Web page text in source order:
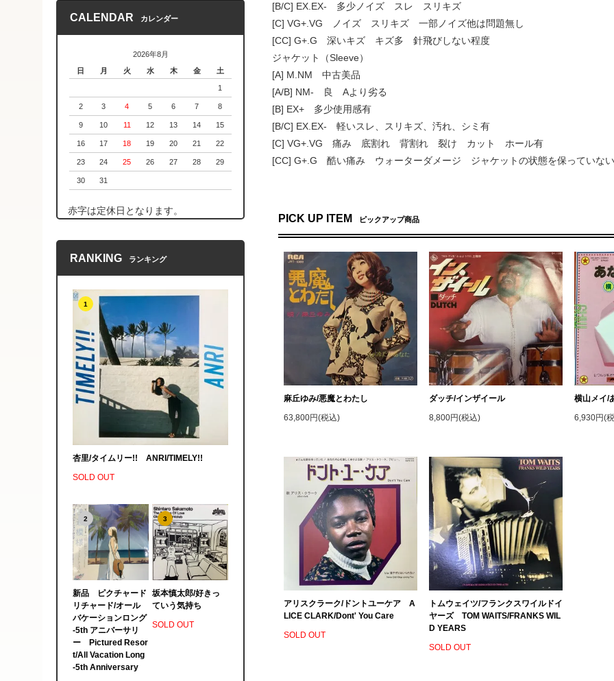
[B/C] EX.EX- 多少ノイズ スレ スリキズ
[C] VG+.VG ノイズ スリキズ 一部ノイズ他は問題無し
[CC] G+.G 深いキズ キズ多 針飛びしない程度
ジャケット（Sleeve）
[A] M.NM 中古美品
[A/B] NM- 良 Aより劣る
[B] EX+ 多少使用感有
[B/C] EX.EX- 軽いスレ、スリキズ、汚れ、シミ有
[C] VG+.VG 痛み 底割れ 背割れ 裂け カット ホール有
[CC] G+.G 酷い痛み ウォーターダメージ ジャケットの状態を保っていない
PICK UP ITEM ピックアップ商品
麻丘ゆみ/悪魔とわたし
63,800円(税込)
ダッチ/インザイール
8,800円(税込)
横山メイ/
6,930円(
アリスクラーク/ドントユーケア A
LICE CLARK/Dont' You Care
SOLD OUT
トムウェイツ/フランクスワイルドイ
ヤーズ TOM WAITS/FRANKS WIL
D YEARS
SOLD OUT
CALENDAR カレンダー
2026年8月
日
月 火 水 木 金 土
1
2 3 4 5 6 7 8
9 10 11 12 13 14 15
16 17 18 19 20 21 22
23 24 25 26 27 28 29
30 31
赤字は定休日となります。
RANKING ランキング
1
杏里/タイムリー!! ANRI/TIMELY!!
SOLD OUT
2
新品 ピクチャード
リチャード/オール
バケーションロング
-5th アニバーサリ
ー Pictured Resor
t/All Vacation Long
-5th Anniversary
3
坂本慎太郎/好きっ
ていう気持ち
SOLD OUT